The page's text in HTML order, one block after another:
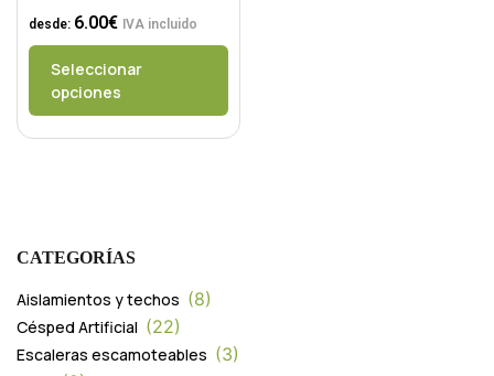
desde: 6.00€ IVA incluido
Seleccionar
opciones
CATEGORÍAS
Aislamientos y techos 8
Césped Artificial 22
Escaleras escamoteables 3